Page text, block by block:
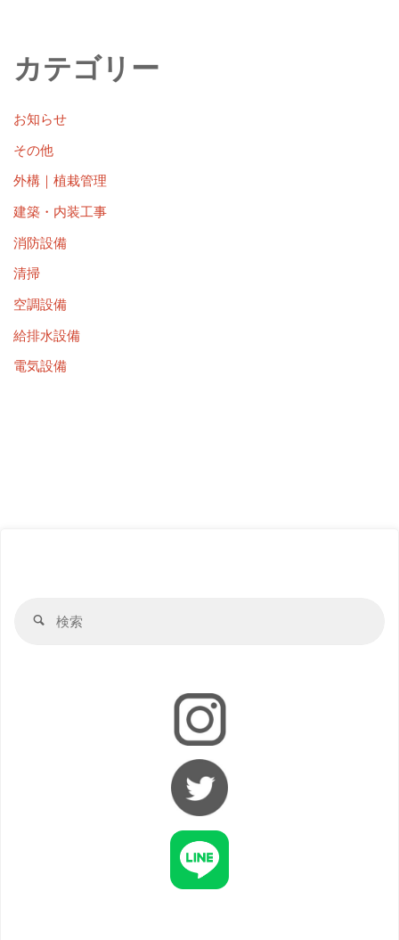
カテゴリー
お知らせ
その他
外構｜植栽管理
建築・内装工事
消防設備
清掃
空調設備
給排水設備
電気設備